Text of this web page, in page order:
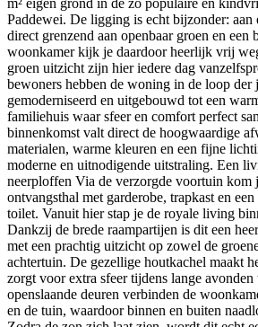
m² eigen grond in de zo populaire en
Paddewei. De ligging is echt bijzonder: aan
direct grenzend aan openbaar groen en een
woonkamer kijk je daardoor heerlijk vrij
groen uitzicht zijn hier iedere dag
bewoners hebben de woning in de loop der
gemoderniseerd en uitgebouwd tot een
familiehuis waar sfeer en comfort perfect
binnenkomst valt direct de hoogwaardige
materialen, warme kleuren en een fijne
moderne en uitnodigende uitstraling. Een
neerploffen Via de verzorgde voortuin kom
ontvangsthal met garderobe, trapkast en
toilet. Vanuit hier stap je de royale living
Dankzij de brede raampartijen is dit een
met een prachtig uitzicht op zowel de
achtertuin. De gezellige houtkachel maakt
zorgt voor extra sfeer tijdens lange
openslaande deuren verbinden de
en de tuin, waardoor binnen en buiten